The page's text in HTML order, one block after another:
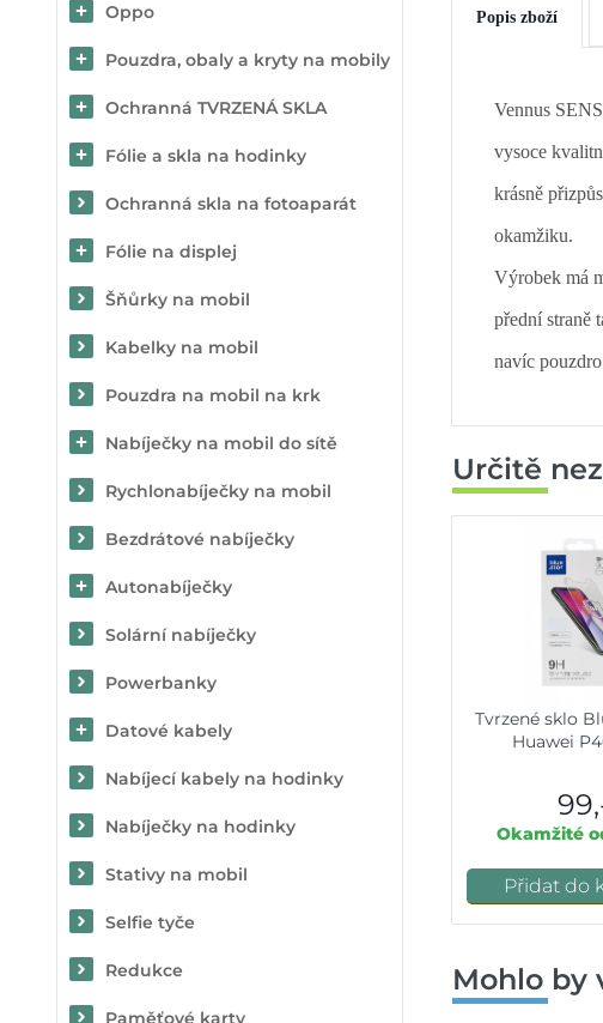
Oppo
Pouzdra, obaly a kryty na mobily
Ochranná TVRZENÁ SKLA
Fólie a skla na hodinky
Ochranná skla na fotoaparát
Fólie na displej
Šňůrky na mobil
Kabelky na mobil
Pouzdra na mobil na krk
Nabíječky na mobil do sítě
Rychlonabíječky na mobil
Bezdrátové nabíječky
Autonabíječky
Solární nabíječky
Powerbanky
Datové kabely
Nabíjecí kabely na hodinky
Nabíječky na hodinky
Stativy na mobil
Selfie tyče
Redukce
Paměťové karty
Popis zboží
Vennus
vysoce
krásně
okamžiku.
Výrobek má
přední straně
navíc
Určitě
Tvrzené sklo
Huawei
Okamžité
Přidat do
Mohlo by